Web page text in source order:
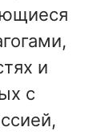
и
с